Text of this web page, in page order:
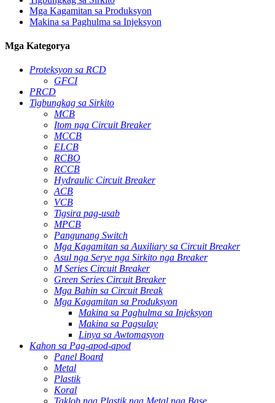
Mga Kagamitan sa Produksyon
Makina sa Paghulma sa Injeksyon
Mga Kategorya
Proteksyon sa RCD
GFCI
PRCD
Tigbungkag sa Sirkito
MCB
Itom nga Circuit Breaker
MCCB
ELCB
RCBO
RCCB
Hydraulic Circuit Breaker
ACB
VCB
Tigsira pag-usab
MPCB
Pangunang Switch
Mga Kagamitan sa Auxiliary sa Circuit Breaker
Asul nga Serye nga Sirkito nga Breaker
M Series Circuit Breaker
Green Series Circuit Breaker
Mga Bahin sa Circuit Break
Mga Kagamitan sa Produksyon
Makina sa Paghulma sa Injeksyon
Makina sa Pagsulay
Linya sa Awtomasyon
Kahon sa Pag-apod-apod
Panel Board
Metal
Plastik
Koral